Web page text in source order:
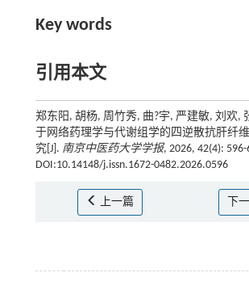
Key words
引用本文
郑东阳, 胡杨, 周竹秀, 曲?宇, 严建敏, 刘欢,
于网络药理学与代谢组学的四逆散抗肝纤
究[J]. 南京中医药大学学报, 2026, 42(4): 596-
DOI:10.14148/j.issn.1672-0482.2026.0596
上一篇 下